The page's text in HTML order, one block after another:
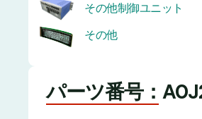
その他制御ユニット
その他
パーツ番号：